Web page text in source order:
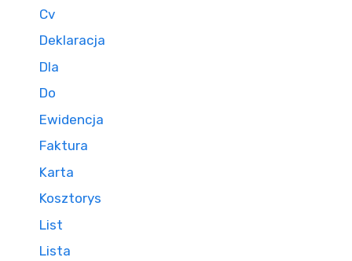
Cv
Deklaracja
Dla
Do
Ewidencja
Faktura
Karta
Kosztorys
List
Lista